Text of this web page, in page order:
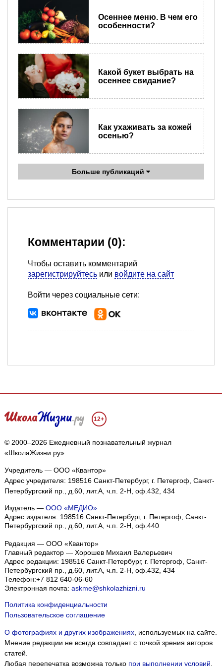
Осеннее меню. В чем его
особенности?
Какой букет выбрать на
осеннее свидание?
Как ухаживать за кожей
осенью?
Больше публикаций
Комментарии (0):
Чтобы оставить комментарий
зарегистрируйтесь или войдите на сайт
Войти через социальные сети:
12+
© 2000–2026 Ежедневный познавательный журнал
«ШколаЖизни.ру»
Учредитель — ООО «Квантор»
Адрес учредителя: 198516 Санкт-Петербург, г. Петергоф, Санкт-
Петербургский пр., д.60, лит.А, ч.п. 2-Н, оф.432, 434
Издатель — ООО «МЕДИО»
Адрес издателя: 198516 Санкт-Петербург, г. Петергоф, Санкт-
Петербургский пр., д.60, лит.А, ч.п. 2-Н, оф.440
Редакция — ООО «Квантор»
Главный редактор — Хорошев Михаил Валерьевич
Адрес редакции: 198516 Санкт-Петербург, г. Петергоф Санкт-
Петербургский пр., д.60, лит.А, ч.п. 2-Н, оф.432, 434
Телефон:+7 812 640-06-60
Электронная почта: askme@shkolazhizni.ru
Политика конфиденциальности
Пользовательское соглашение
О фотографиях и других изображениях, используемых на сайте.
Мнение редакции не всегда совпадает с точкой зрения авторов
статей.
Любая перепечатка возможна только при выполнении условий